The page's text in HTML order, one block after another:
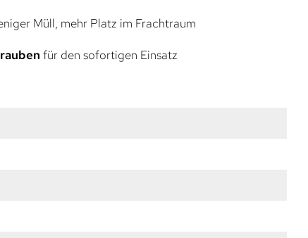
Müll, mehr Platz im Frachtraum
für den sofortigen Einsatz